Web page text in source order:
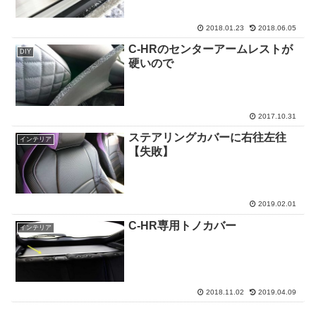
2018.01.23 2018.06.05
DIY
C-HRのセンターアームレストが
硬いので
2017.10.31
インテリア
ステアリングカバーに右往左往
【失敗】
2019.02.01
インテリア C-HR専用トノカバー
2018.11.02 2019.04.09